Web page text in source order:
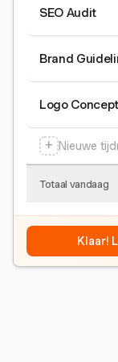
SEO Audit
Brand
Logo
+ Nieuwe
Totaal vandaag
Klaar!